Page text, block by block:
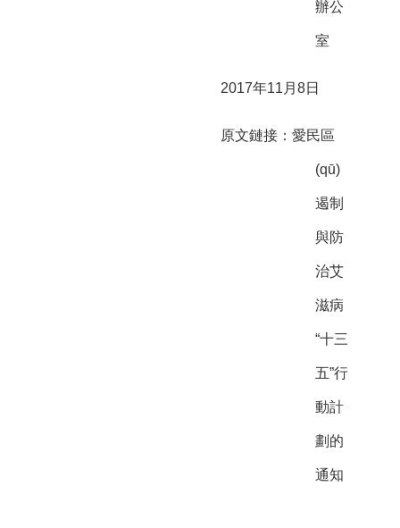
辦公
室
2017年11月8日
原文鏈接：愛民區
(qū)
遏制
與防
治艾
滋病
“十三
五”行
動計
劃的
通知